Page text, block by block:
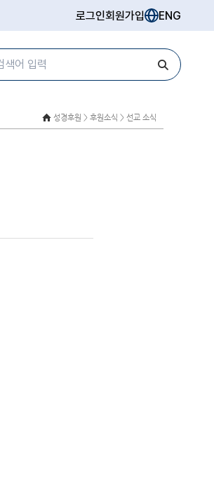
로그인회원가입 ENG
성경후원 > 후원소식 > 선교 소식